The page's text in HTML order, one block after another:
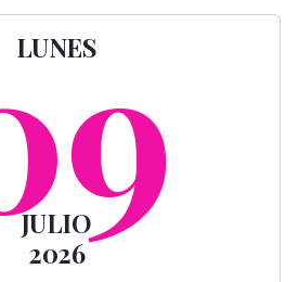
LUNES
JULIO
2026